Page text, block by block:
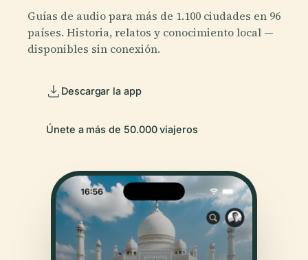
Guías de audio para más de 1.100 ciudades en 96
países. Historia, relatos y conocimiento local —
disponibles sin conexión.
Descargar la app
Únete a más de 50.000 viajeros